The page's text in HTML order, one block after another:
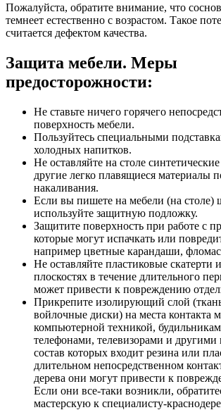
Пожалуйста, обратите внимание, что
темнеет естественно с возрастом. Такое
считается дефектом качества.
Защита мебели. Меры
предосторожности:
Не ставьте ничего горячего
поверхность мебели.
Пользуйтесь специальными
холодных напитков.
Не оставляйте на столе
другие легко плавящиеся материалы
накаливания.
Если вы пишете на мебели (на столе)
используйте защитную подложку.
Защитите поверхность при работе с
которые могут испачкать или
например цветные карандаши,
Не оставляйте пластиковые скатерти
плоскостях в течение длительного
может привести к повреждению
Прикрепите изолирующий слой
войлочные диски) на места контакта
компьютерной техникой,
телефонами, телевизорами и другими
состав которых входит резина или
длительном непосредственном
дерева они могут привести к
Если они все-таки возникли,
мастерскую к специалисту-